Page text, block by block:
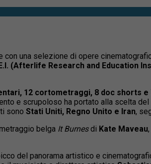
con una selezione di opere
(Afterlife Research and Education
12 cortometraggi, 8 doc shorts
e scrupoloso ha portato alla scelta
sono Stati Uniti, Regno Unito e Iran,
belga It Burnesdi Kate Maveau
del panorama artistico e